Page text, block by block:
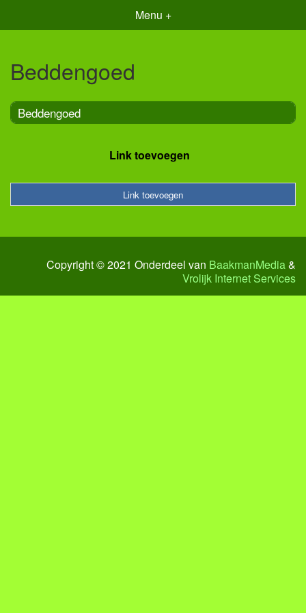
Menu +
Beddengoed
Beddengoed
Link toevoegen
Link toevoegen
Copyright © 2021 Onderdeel van BaakmanMedia&
Vrolijk Internet Services